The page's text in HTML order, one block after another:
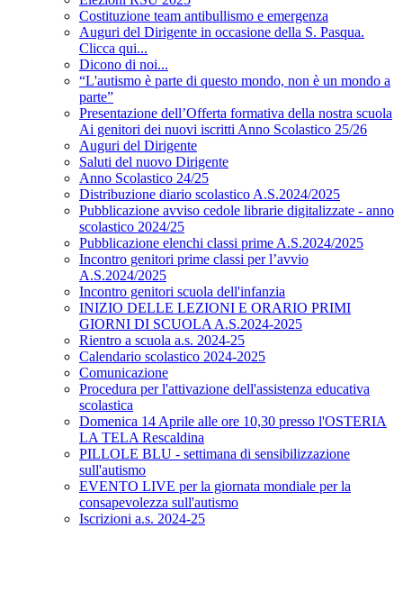
Costituzione team antibullismo e emergenza
Auguri del Dirigente in occasione della S. Pasqua.
Clicca qui...
Dicono di noi...
“L'autismo è parte di questo mondo, non è un mondo a
parte”
Presentazione dell’Offerta formativa della nostra scuola
Ai genitori dei nuovi iscritti Anno Scolastico 25/26
Auguri del Dirigente
Saluti del nuovo Dirigente
Anno Scolastico 24/25
Distribuzione diario scolastico A.S.2024/2025
Pubblicazione avviso cedole librarie digitalizzate - anno
scolastico 2024/25
Pubblicazione elenchi classi prime A.S.2024/2025
Incontro genitori prime classi per l’avvio
A.S.2024/2025
Incontro genitori scuola dell'infanzia
INIZIO DELLE LEZIONI E ORARIO PRIMI
GIORNI DI SCUOLA A.S.2024-2025
Rientro a scuola a.s. 2024-25
Calendario scolastico 2024-2025
Comunicazione
Procedura per l'attivazione dell'assistenza educativa
scolastica
Domenica 14 Aprile alle ore 10,30 presso l'OSTERIA
LA TELA Rescaldina
PILLOLE BLU - settimana di sensibilizzazione
sull'autismo
EVENTO LIVE per la giornata mondiale per la
consapevolezza sull'autismo
Iscrizioni a.s. 2024-25